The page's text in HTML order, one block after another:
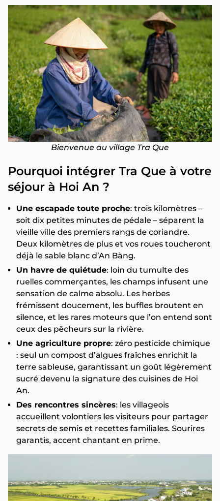
Bienvenue au village Tra Que
Pourquoi intégrer Tra Que à votre
séjour à Hoi An ?
Une escapade toute proche: trois kilomètres –
soit dix petites minutes de pédale – séparent la
vieille ville des premiers rangs de coriandre.
Deux kilomètres de plus et vos roues toucheront
déjà le sable blanc d’An Bàng.
Un havre de quiétude: loin du tumulte des
ruelles commerçantes, les champs infusent une
sensation de calme absolu. Les herbes
frémissent doucement, les buffles broutent en
silence, et les rares moteurs que l’on entend sont
ceux des pêcheurs sur la rivière.
Une agriculture propre: zéro pesticide chimique
: seul un compost d’algues fraîches enrichit la
terre sableuse, garantissant un goût légèrement
sucré devenu la signature des cuisines de Hoi
An.
Des rencontres sincères: les villageois
accueillent volontiers les visiteurs pour partager
secrets de semis et recettes familiales. Sourires
garantis, accent chantant en prime.